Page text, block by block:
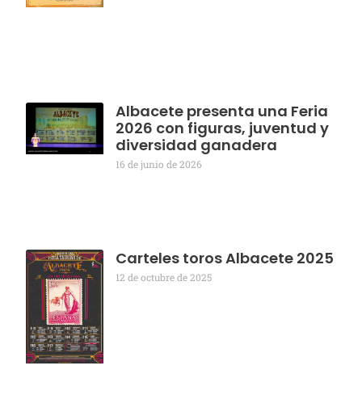
Albacete presenta una Feria
2026 con figuras, juventud y
diversidad ganadera
16 de junio de 2026
Carteles toros Albacete 2025
12 de octubre de 2025